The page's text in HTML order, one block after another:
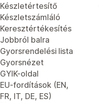
Készletértesítő
Készletszámláló
Keresztértékesítés
Jobbról balra
Gyorsrendelési lista
Gyorsnézet
GYIK-oldal
EU-fordítások (EN,
FR, IT, DE, ES)